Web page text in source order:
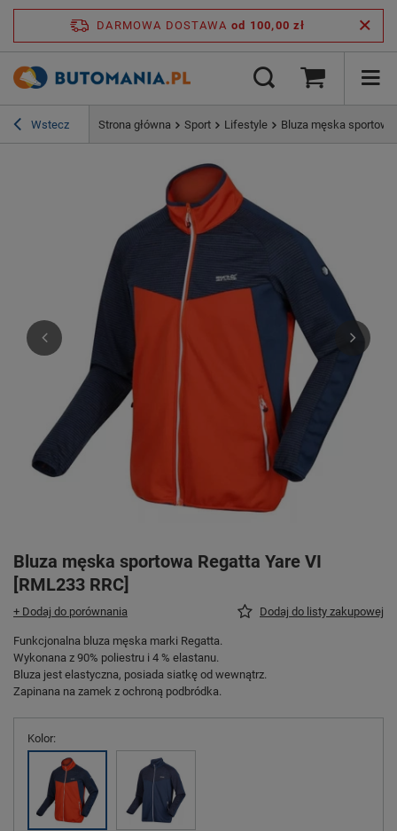
DARMOWA DOSTAWA od 100,00 zł
Wstecz Strona główna Sport Lifestyle Bluza męska sportowa
Bluza męska sportowa Regatta Yare VI
[RML233 RRC]
+ Dodaj do porównania Dodaj do listy zakupowej
Funkcjonalna bluza męska marki Regatta.
Wykonana z 90% poliestru i 4 % elastanu.
Bluza jest elastyczna, posiada siatkę od wewnątrz.
Zapinana na zamek z ochroną podbródka.
Kolor